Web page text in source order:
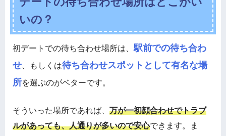
いの？
初デートでの待ち合わせ場所は、駅前での待ち合わ
せ 、もしくは待ち合わせスポットとして有名な場
所を選ぶのがベターです。
そういった場所であれば、 万が一初顔合わせでトラブ
ルがあっても、人通りが多いので安心できます。ま